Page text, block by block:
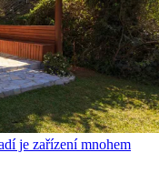
je zařízení mnohem